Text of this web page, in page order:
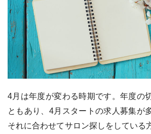
4月は年度が変わる時期です。年度の
ともあり、4月スタートの求人募集が
それに合わせてサロン探しをしている